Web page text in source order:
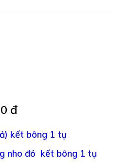
đ
kết bông 1 tụ
nho đỏ kết bông 1 tụ